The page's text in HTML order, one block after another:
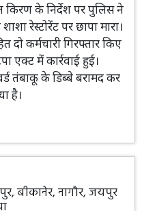
किरण के निर्देश पर पुलिस ने
रेस्टोरेंट पर छापा मारा।
दो कर्मचारी गिरफ्तार किए
एक्ट में कार्रवाई हुई।
तंबाकू के डिब्बे बरामद कर
है।
बीकानेर, नागौर, जयपुर